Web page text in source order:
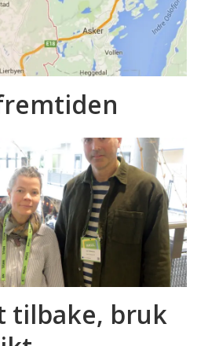
tilbake, bruk